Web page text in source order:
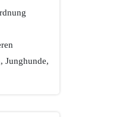
Junghunde,